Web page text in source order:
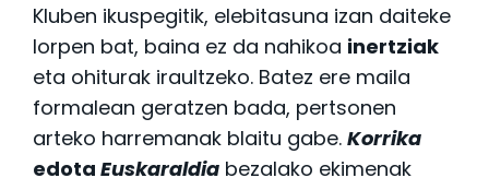
Kluben ikuspegitik, elebitasuna izan daiteke
lorpen bat, baina ez da nahikoa inertziak
eta ohiturak iraultzeko. Batez ere maila
formalean geratzen bada, pertsonen
arteko harremanak blaitu gabe.Korrika
edotaEuskaraldia bezalako ekimenak